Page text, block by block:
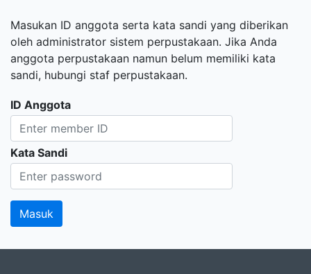
Masukan ID anggota serta kata sandi yang diberikan
oleh administrator sistem perpustakaan. Jika Anda
anggota perpustakaan namun belum memiliki kata
sandi, hubungi staf perpustakaan.
ID Anggota
Kata Sandi